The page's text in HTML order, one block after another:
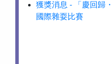
獲獎消息 - 「慶回歸
國際雜耍比賽